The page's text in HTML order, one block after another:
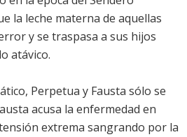
la leche materna de aquellas
y se traspasa a sus hijos
atávico.
Perpetua y Fausta sólo se
acusa la enfermedad en
extrema sangrando por la